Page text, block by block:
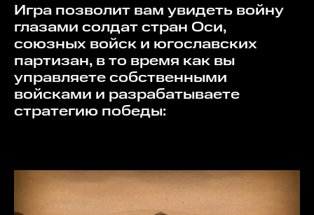
Игра позволит вам увидеть войну
глазами солдат стран Оси,
союзных войск и югославских
партизан, в то время как вы
управляете собственными
войсками и разрабатываете
стратегию победы: